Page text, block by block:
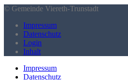
© Gemeinde Viereth-Trunstadt
Impressum
Datenschutz
Login
Inhalt
Impressum
Datenschutz